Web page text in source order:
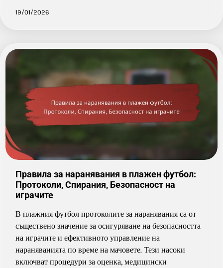
19/01/2026
Правила за наранявания в плажен футбол:
Протоколи, Спирания, Безопасност на
играчите
В плажния футбол протоколите за наранявания са от
съществено значение за осигуряване на безопасността
на играчите и ефективното управление на
нараняванията по време на мачовете. Тези насоки
включват процедури за оценка, медицински